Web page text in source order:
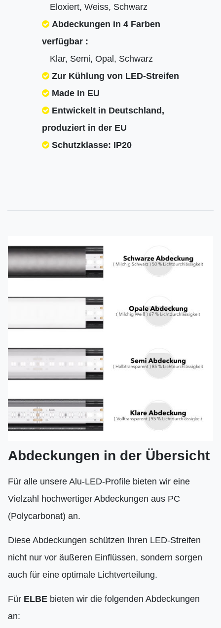
Eloxiert, Weiss, Schwarz
Abdeckungen in 4 Farben
verfügbar :
Klar, Semi, Opal, Schwarz
Zur Kühlung von LED-Streifen
Made in EU
Entwickelt in Deutschland,
produziert in der EU
Schutzklasse: IP20
Abdeckungen in der Übersicht
Für alle unsere Alu-LED-Profile bieten wir eine
Vielzahl hochwertiger Abdeckungen aus PC
(Polycarbonat) an.
Diese Abdeckungen schützen Ihren LED-Streifen
nicht nur vor äußeren Einflüssen, sondern sorgen
auch für eine optimale Lichtverteilung.
Für ELBE bieten wir die folgenden Abdeckungen
an: